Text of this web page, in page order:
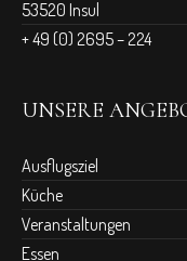
53520 Insul
+ 49 (0) 2695 – 224
UNSERE
Ausflugsziel
Küche
Veranstaltungen
Essen